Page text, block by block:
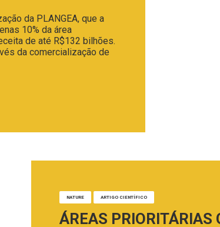
da PLANGEA, que a
10% da área
de até R$132 bilhões.
da comercialização de
NATURE ARTIGO CIENTÍFICO
ÁREAS PRIORITÁRIAS